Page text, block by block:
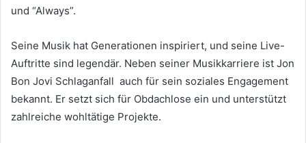
und “Always”.
Seine Musik hat Generationen inspiriert, und seine Live-
Auftritte sind legendär. Neben seiner Musikkarriere ist Jon
Bon Jovi Schlaganfall auch für sein soziales Engagement
bekannt. Er setzt sich für Obdachlose ein und unterstützt
zahlreiche wohltätige Projekte.